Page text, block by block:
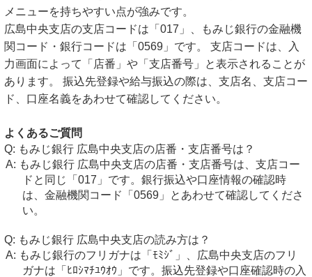
メニューを持ちやすい点が強みです。
広島中央支店の支店コードは「017」、もみじ銀行の金融機
関コード・銀行コードは「0569」です。 支店コードは、入
力画面によって「店番」や「支店番号」と表示されることが
あります。 振込先登録や給与振込の際は、支店名、支店コー
ド、口座名義をあわせて確認してください。
よくあるご質問
もみじ銀行 広島中央支店の店番・支店番号は？
もみじ銀行 広島中央支店の店番・支店番号は、支店コー
ドと同じ「017」です。銀行振込や口座情報の確認時
は、金融機関コード「0569」とあわせて確認してくださ
い。
もみじ銀行 広島中央支店の読み方は？
もみじ銀行のフリガナは「ﾓﾐｼﾞ」、広島中央支店のフリ
ガナは「ﾋﾛｼﾏﾁﾕｳｵｳ」です。振込先登録や口座確認時の入